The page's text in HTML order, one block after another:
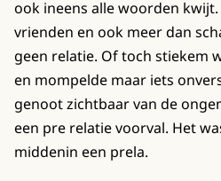
ook ineens alle woorden
vrienden en ook meer dan
geen relatie. Of toch stiekem
en mompelde maar iets
genoot zichtbaar van de
een pre relatie voorval. Het
middenin een prela.